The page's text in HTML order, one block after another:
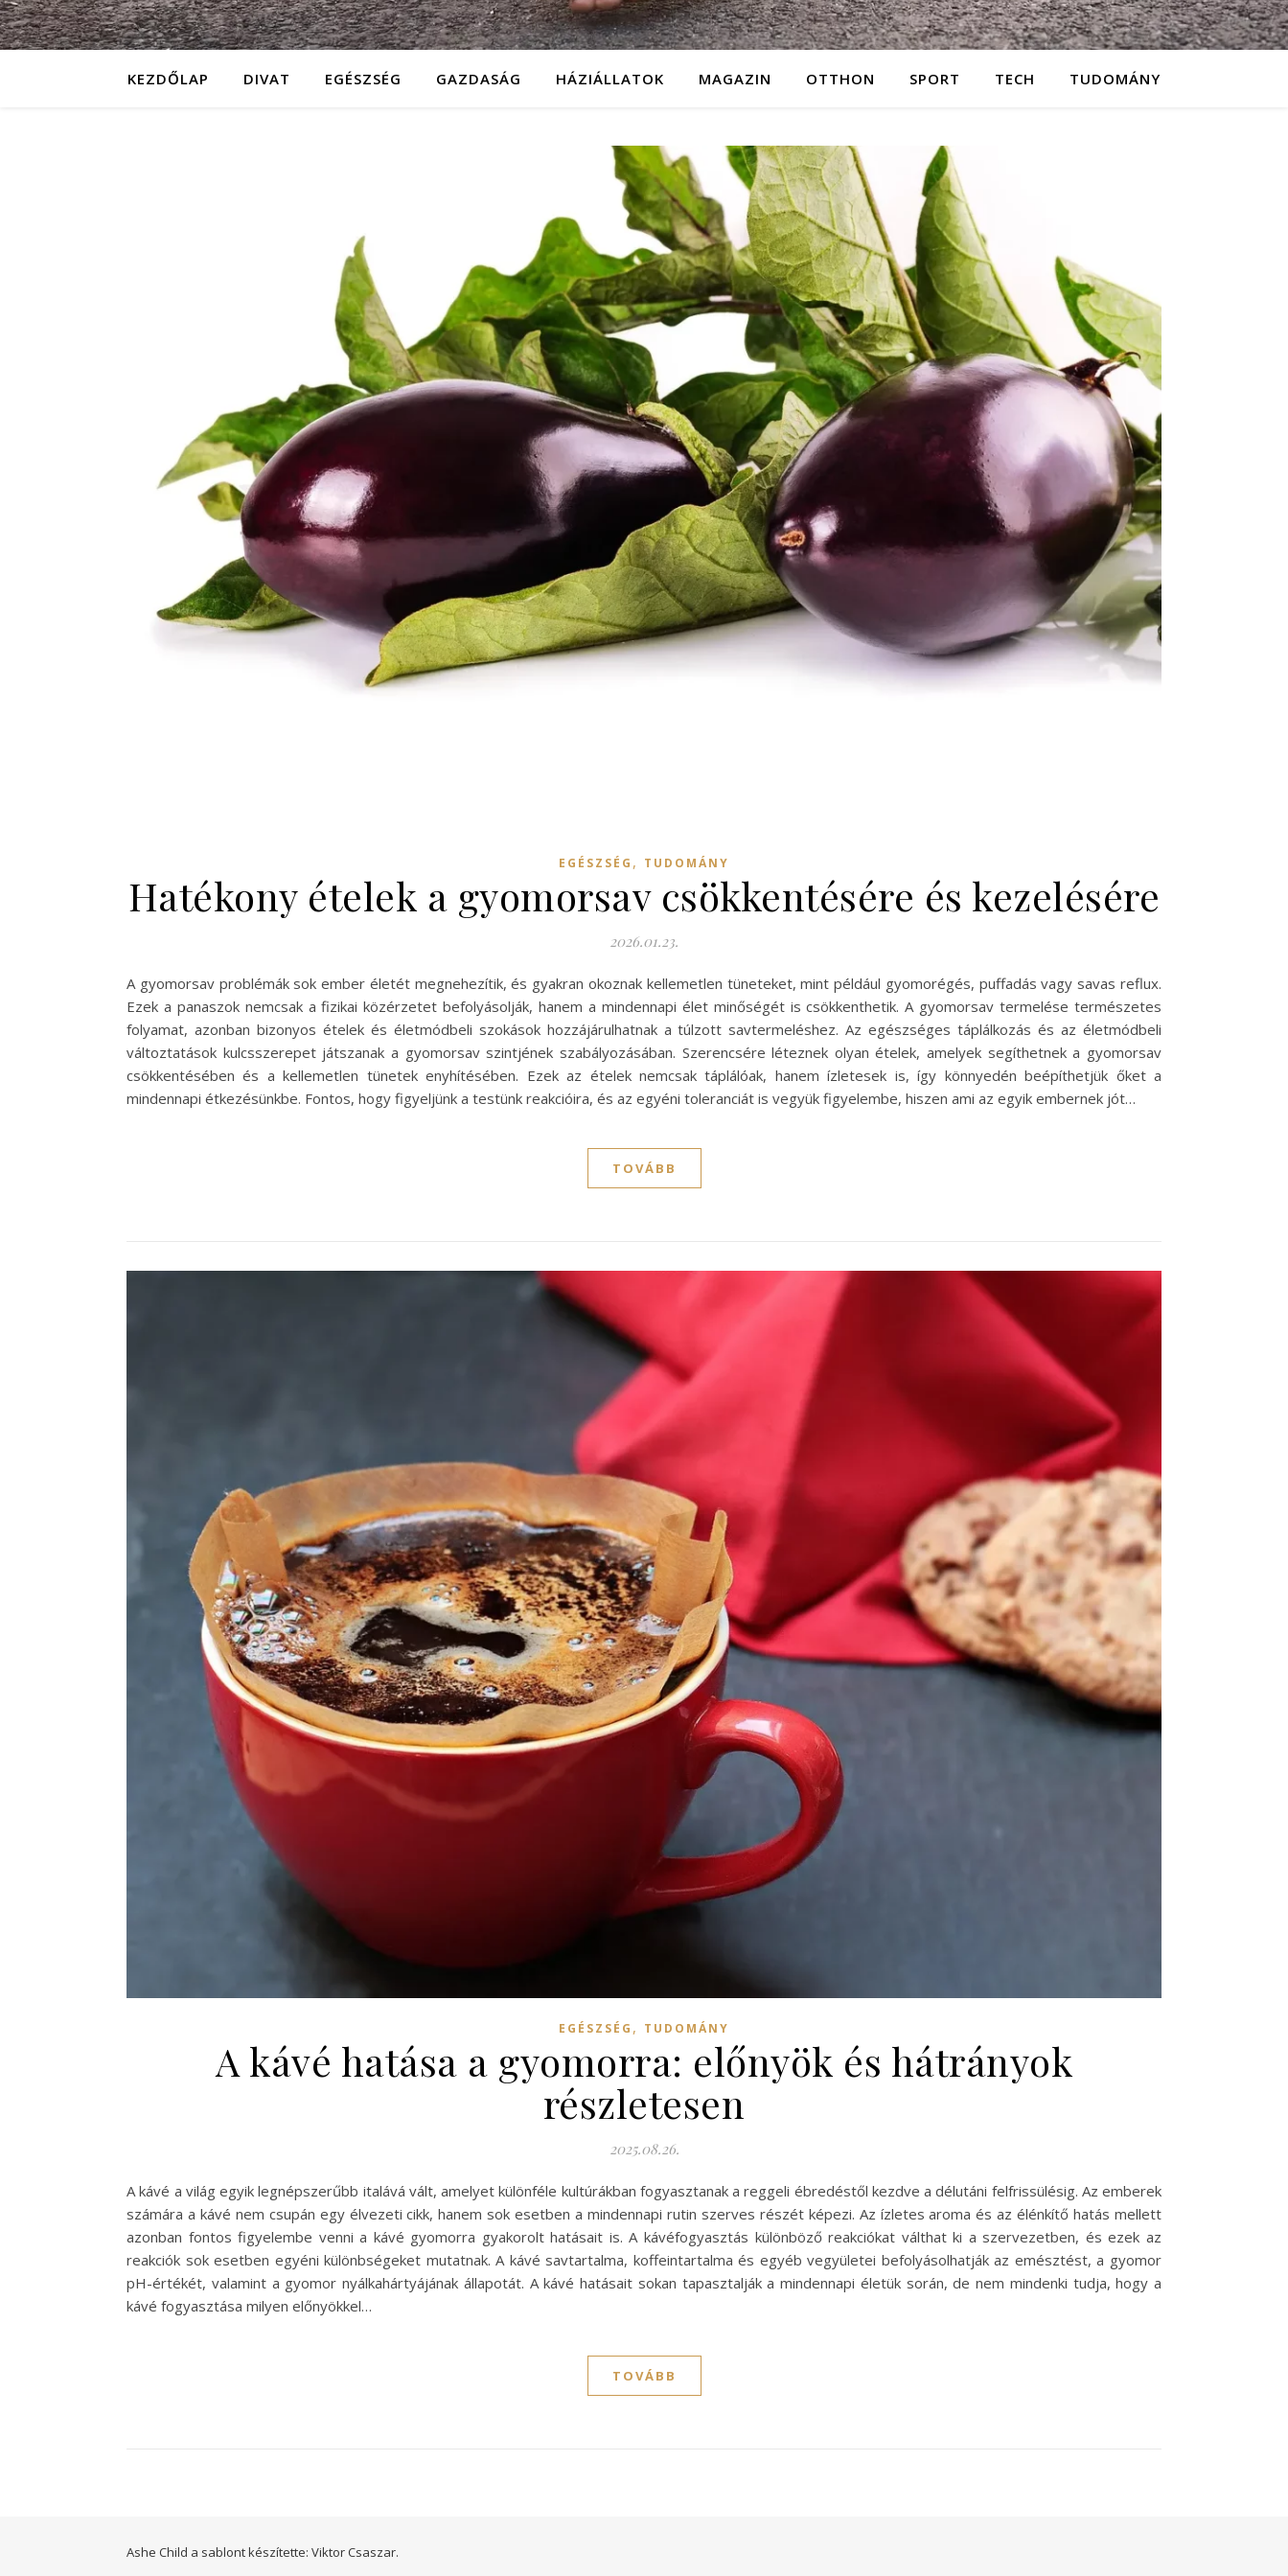
KEZDŐLAP DIVAT EGÉSZSÉG GAZDASÁG HÁZIÁLLATOK MAGAZIN OTTHON SPORT TECH TUDOMÁNY
EGÉSZSÉG , TUDOMÁNY
Hatékony ételek a gyomorsav csökkentésére és kezelésére
2026.01.23.
A gyomorsav problémák sok ember életét megnehezítik, és gyakran okoznak kellemetlen tüneteket, mint például gyomorégés, puffadás vagy savas reflux.
Ezek a panaszok nemcsak a fizikai közérzetet befolyásolják, hanem a mindennapi élet minőségét is csökkenthetik. A gyomorsav termelése természetes
folyamat, azonban bizonyos ételek és életmódbeli szokások hozzájárulhatnak a túlzott savtermeléshez. Az egészséges táplálkozás és az életmódbeli
változtatások kulcsszerepet játszanak a gyomorsav szintjének szabályozásában. Szerencsére léteznek olyan ételek, amelyek segíthetnek a gyomorsav
csökkentésében és a kellemetlen tünetek enyhítésében. Ezek az ételek nemcsak táplálóak, hanem ízletesek is, így könnyedén beépíthetjük őket a
mindennapi étkezésünkbe. Fontos, hogy figyeljünk a testünk reakcióira, és az egyéni toleranciát is vegyük figyelembe, hiszen ami az egyik embernek jót…
TOVÁBB
EGÉSZSÉG , TUDOMÁNY
A kávé hatása a gyomorra: előnyök és hátrányok
részletesen
2025.08.26.
A kávé a világ egyik legnépszerűbb italává vált, amelyet különféle kultúrákban fogyasztanak a reggeli ébredéstől kezdve a délutáni felfrissülésig. Az emberek
számára a kávé nem csupán egy élvezeti cikk, hanem sok esetben a mindennapi rutin szerves részét képezi. Az ízletes aroma és az élénkítő hatás mellett
azonban fontos figyelembe venni a kávé gyomorra gyakorolt hatásait is. A kávéfogyasztás különböző reakciókat válthat ki a szervezetben, és ezek az
reakciók sok esetben egyéni különbségeket mutatnak. A kávé savtartalma, koffeintartalma és egyéb vegyületei befolyásolhatják az emésztést, a gyomor
pH-értékét, valamint a gyomor nyálkahártyájának állapotát. A kávé hatásait sokan tapasztalják a mindennapi életük során, de nem mindenki tudja, hogy a
kávé fogyasztása milyen előnyökkel…
TOVÁBB
Ashe Child a sablont készítette: Viktor Csaszar.